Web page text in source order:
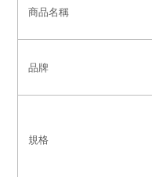
商品名稱
品牌
規格